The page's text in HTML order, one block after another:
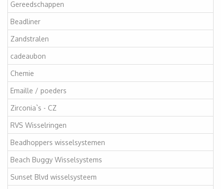
Gereedschappen
Beadliner
Zandstralen
cadeaubon
Chemie
Emaille / poeders
Zirconia`s - CZ
RVS Wisselringen
Beadhoppers wisselsystemen
Beach Buggy Wisselsystems
Sunset Blvd wisselsysteem